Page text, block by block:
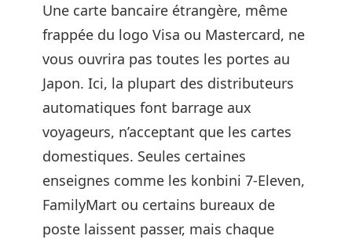
Une carte bancaire étrangère, même
frappée du logo Visa ou Mastercard, ne
vous ouvrira pas toutes les portes au
Japon. Ici, la plupart des distributeurs
automatiques font barrage aux
voyageurs, n’acceptant que les cartes
domestiques. Seules certaines
enseignes comme les konbini 7-Eleven,
FamilyMart ou certains bureaux de
poste laissent passer, mais chaque